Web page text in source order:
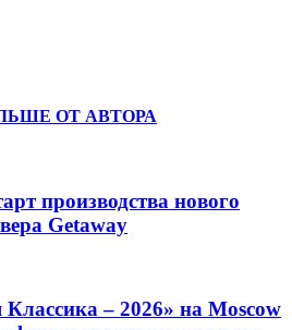
ОТ АВТОРА
производства нового
Getaway
– 2026» на Moscow